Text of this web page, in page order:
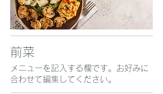
前菜
メニューを記入する欄です。お好みに
合わせて編集してください。